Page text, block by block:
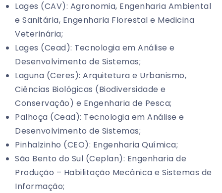
Lages (CAV): Agronomia, Engenharia Ambiental
e Sanitária, Engenharia Florestal e Medicina
Veterinária;
Lages (Cead): Tecnologia em Análise e
Desenvolvimento de Sistemas;
Laguna (Ceres): Arquitetura e Urbanismo,
Ciências Biológicas (Biodiversidade e
Conservação) e Engenharia de Pesca;
Palhoça (Cead): Tecnologia em Análise e
Desenvolvimento de Sistemas;
Pinhalzinho (CEO): Engenharia Química;
São Bento do Sul (Ceplan): Engenharia de
Produção – Habilitação Mecânica e Sistemas de
Informação;